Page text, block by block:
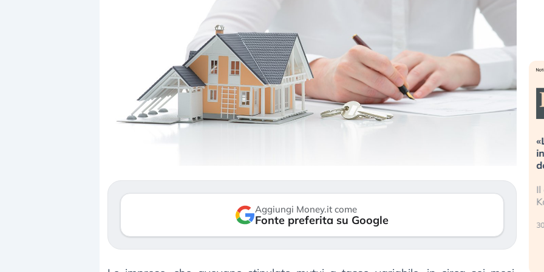
Aggiungi Money.it come
Fonte preferita su Google
3 agosto 2026
Kospi, mentre gli investitori retail (…)
30 luglio 2026